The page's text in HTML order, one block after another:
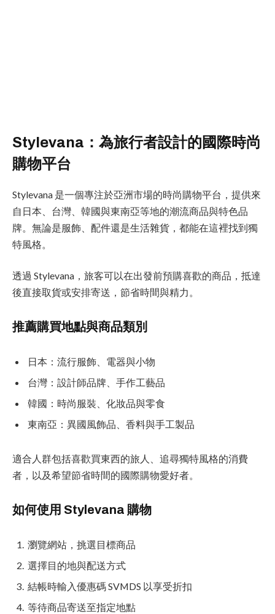
Stylevana：為旅行者設計的國際時尚
購物平台
Stylevana 是一個專注於亞洲市場的時尚購物平台，提供來
自日本、台灣、韓國與東南亞等地的潮流商品與特色品
牌。無論是服飾、配件還是生活雜貨，都能在這裡找到獨
特風格。
透過 Stylevana，旅客可以在出發前預購喜歡的商品，抵達
後直接取貨或安排寄送，節省時間與精力。
推薦購買地點與商品類別
日本：流行服飾、電器與小物
台灣：設計師品牌、手作工藝品
韓國：時尚服裝、化妝品與零食
東南亞：異國風飾品、香料與手工製品
適合人群包括喜歡買東西的旅人、追尋獨特風格的消費
者，以及希望節省時間的國際購物愛好者。
如何使用 Stylevana 購物
瀏覽網站，挑選目標商品
選擇目的地與配送方式
結帳時輸入優惠碼 SVMDS 以享受折扣
等待商品寄送至指定地點